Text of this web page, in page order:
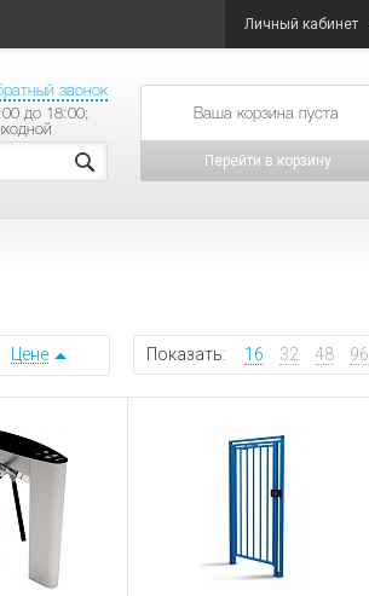
Личный кабинет
звонок
до 18:00;
товаров на сумму
Перейти в корзину
Показать: 16 32 48 96
Цене